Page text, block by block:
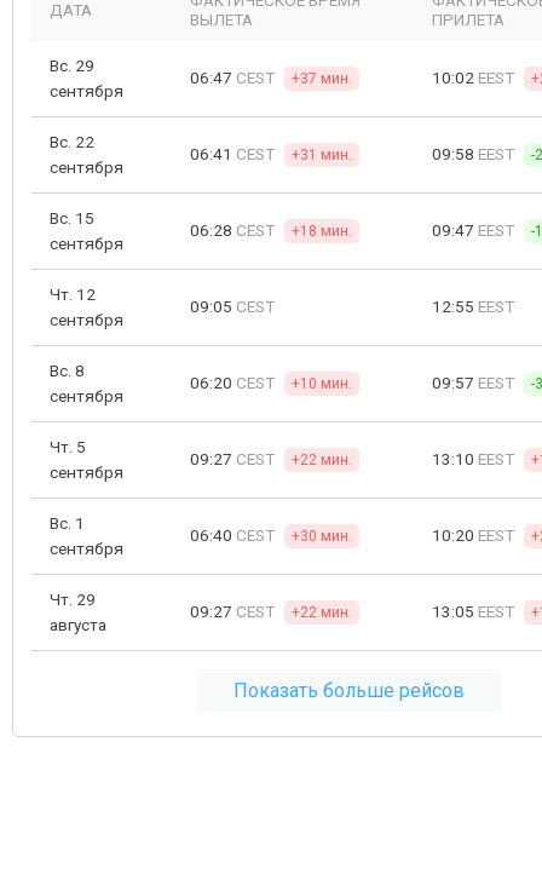
ДАТА
ВЫЛЕТА
ПРИЛЕТА
Вс. 29
сентября
06:47 CEST +37 мин. 10:02 EEST
Вс. 22
сентября
06:41 CEST +31 мин. 09:58 EEST -
Вс. 15
сентября
06:28 CEST +18 мин. 09:47 EEST -
Чт. 12
сентября
09:05 CEST 12:55 EEST
Вс. 8
сентября
06:20 CEST +10 мин. 09:57 EEST -
Чт. 5
сентября
09:27 CEST +22 мин. 13:10 EEST
Вс. 1
сентября
06:40 CEST +30 мин. 10:20 EEST
Чт. 29
августа
09:27 CEST +22 мин. 13:05 EEST
Показать больше рейсов